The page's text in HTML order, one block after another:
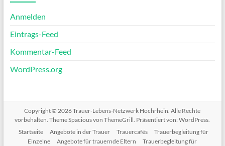
Anmelden
Eintrags-Feed
Kommentar-Feed
WordPress.org
Copyright © 2026Trauer-Lebens-Netzwerk Hochrhein. Alle Rechte
vorbehalten. ThemeSpaciousvon ThemeGrill. Präsentiert von:WordPress.
Startseite
Angebote in der Trauer Trauercafés
Trauerbegleitung für
Einzelne
Angebote für trauernde Eltern
Trauerbegleitung für